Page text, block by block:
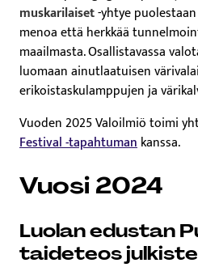
muskarilaiset-yhtye
menoa että herkkää
maailmasta. Osallistavassa
luomaan ainutlaatuisen
erikoistaskulamppujen ja
Vuoden 2025 Valoilmiö toimi
Festival -tapahtumankanssa.
Vuosi 2024
Luolan edustan
taideteos